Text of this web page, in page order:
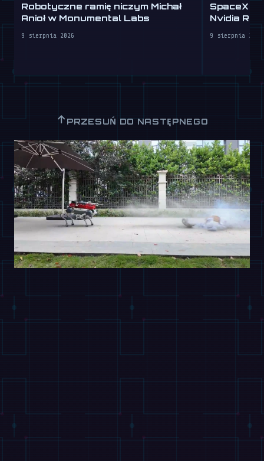
Robotyczne ramię niczym Michał
Anioł w Monumental Labs
9 sierpnia 2026
SpaceX
Nvidia
9 sierpnia 2026
↑PRZESUŃ DO NASTĘPNEGO